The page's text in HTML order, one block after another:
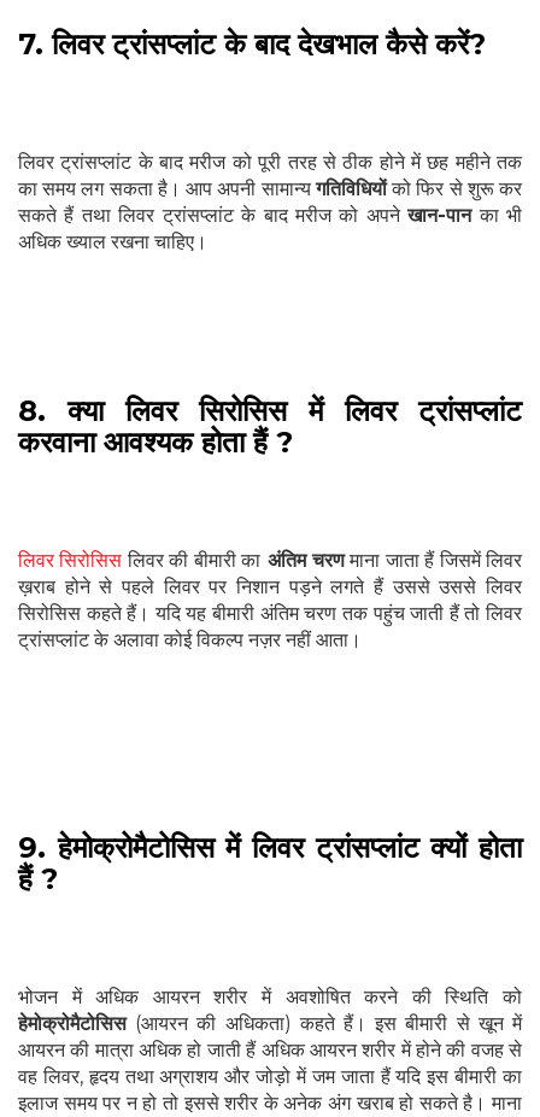
7. लिवर ट्रांसप्लांट के बाद देखभाल कैसे करें?
लिवर ट्रांसप्लांट के बाद मरीज को पूरी तरह से ठीक होने में छह महीने तक
का समय लग सकता है। आप अपनी सामान्यगतिविधियोंको फिर से शुरू कर
सकते हैं तथा लिवर ट्रांसप्लांट के बाद मरीज को अपनेखान-पानका भी
अधिक ख्याल रखना चाहिए।
8. क्या लिवर सिरोसिस में लिवर ट्रांसप्लांट
करवाना आवश्यक होता हैं ?
लिवर सिरोसिस लिवर की बीमारी का अंतिम चरणमाना जाता हैं जिसमें लिवर
ख़राब होने से पहले लिवर पर निशान पड़ने लगते हैं उससे उससे लिवर
सिरोसिस कहते हैं। यदि यह बीमारी अंतिम चरण तक पहुंच जाती हैं तो लिवर
ट्रांसप्लांट के अलावा कोई विकल्प नज़र नहीं आता।
9. हेमोक्रोमैटोसिस में लिवर ट्रांसप्लांट क्यों होता
हैं ?
भोजन में अधिक आयरन शरीर में अवशोषित करने की स्थिति को
हेमोक्रोमैटोसिस(आयरन की अधिकता) कहते हैं। इस बीमारी से खून में
आयरन की मात्रा अधिक हो जाती हैं अधिक आयरन शरीर में होने की वजह से
वह लिवर, हृदय तथा अग्राशय और जोड़ो में जम जाता हैं यदि इस बीमारी का
इलाज समय पर न हो तो इससे शरीर के अनेक अंग खराब हो सकते है। माना